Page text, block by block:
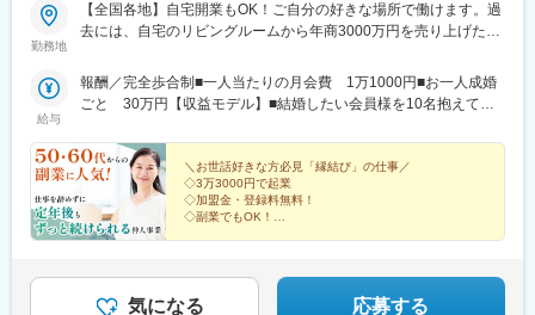
アドバイスを行ないます。「キッズプロジェクト」
「FunFenFant」など結婚式だけでなく、市場のトレンドをふまえ
◆経営企画・マーケティング
地域特性に関するマーケティング調査を行い、その特性を反映し
解し、お客様の指向性や価値観に合わせた戦略策定をすることが
重要です。
●当社の魅力
・一顧客一担当制：お客様の想いを「かたち」にする為、新規接
勤務地
【全国各地】自宅開業もOK！ご自分の好きな場所で働けます。過
去には、自宅のリビングルームから年商3000万円を売り上げた方
給与
報酬／完全歩合制■一人当たりの月会費 1万1000円■お一人成婚
ごと 30万円【収益モデル】■結婚したい会員様を10名抱えてい
方の収益実績もご紹介！＞◆兵庫県 40代・女性・2017年2月開
業・自己資金：0円・年間所得額：1056万円◆東京都 40代・女
性・2017年4月開業・自己資金：3万円・年間所得額：984万円◆
福島県 50代・男性・2014年6月開業・自己資金：5.0万円・年間
所得額768万円【契約時に必要な費用】■加盟金：0円■仲人登録
＼お世話好きな方必見「縁結び」の仕事／
◇3万3000円で起業
◇加盟金・登録料無料！
◇副業でもOK！
◇年商3000万円も可能！
◇場所・時間の制限なし
気になる 応募する